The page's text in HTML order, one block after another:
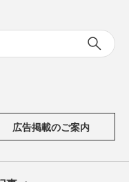
広告掲載のご案内